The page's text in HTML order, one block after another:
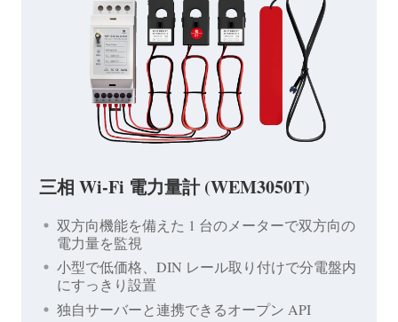
三相 Wi-Fi 電力量計 (WEM3050T)
双方向機能を備えた 1 台のメーターで双方向の
電力量を監視
小型で低価格、DIN レール取り付けで分電盤内
にすっきり設置
独自サーバーと連携できるオープン API